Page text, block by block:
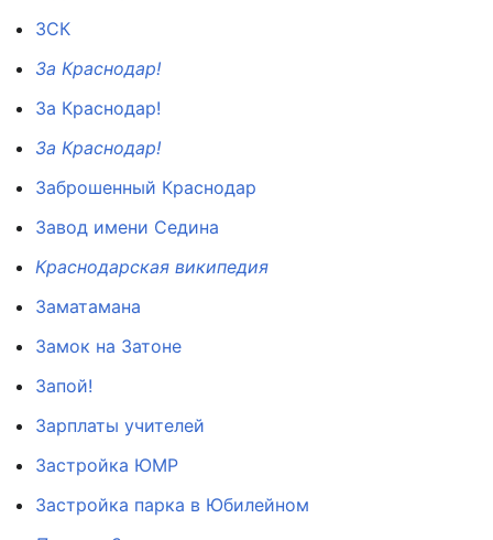
ЗСК
За Краснодар!
За Краснодар!
За Краснодар!
Заброшенный Краснодар
Завод имени Седина
Краснодарская википедия
Заматамана
Замок на Затоне
Запой!
Зарплаты учителей
Застройка ЮМР
Застройка парка в Юбилейном